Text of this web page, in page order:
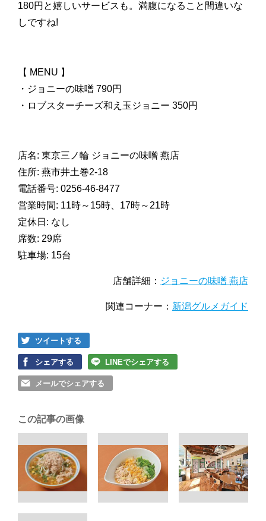
180円と嬉しいサービスも。満腹になること間違いな
しですね!
【 MENU 】
・ジョニーの味噌 790円
・ロブスターチーズ和え玉ジョニー 350円
店名: 東京三ノ輪 ジョニーの味噌 燕店
住所: 燕市井土巻2-18
電話番号: 0256-46-8477
営業時間: 11時～15時、17時～21時
定休日: なし
席数: 29席
駐車場: 15台
店舗詳細： ジョニーの味噌 燕店
関連コーナー： 新潟グルメガイド
ツイートする
シェアする LINEでシェアする
メールでシェアする
この記事の画像